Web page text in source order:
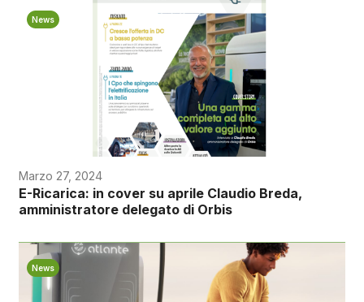
News
Marzo 27, 2024
E-Ricarica: in cover su aprile Claudio Breda,
amministratore delegato di Orbis
News